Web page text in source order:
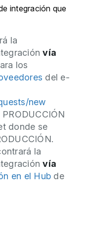
integración que
la
vía
los
del e-
new
donde se
la
vía
en el Hub de